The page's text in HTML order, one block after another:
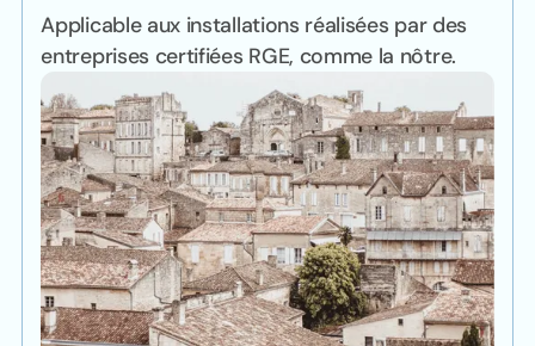
Applicable aux installations réalisées par des
entreprises certifiées RGE, comme la nôtre.